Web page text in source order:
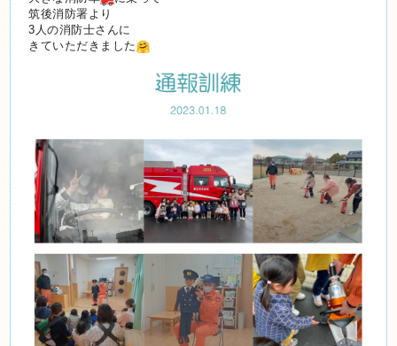
筑後消防署より
3人の消防士さんに
きていただきました